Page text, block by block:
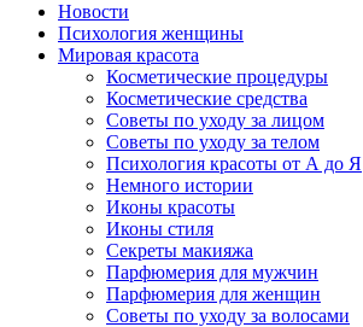
Новости
Психология женщины
Мировая красота
Косметические процедуры
Косметические средства
Советы по уходу за лицом
Советы по уходу за телом
Психология красоты от А до Я
Немного истории
Иконы красоты
Иконы стиля
Секреты макияжа
Парфюмерия для мужчин
Парфюмерия для женщин
Советы по уходу за волосами